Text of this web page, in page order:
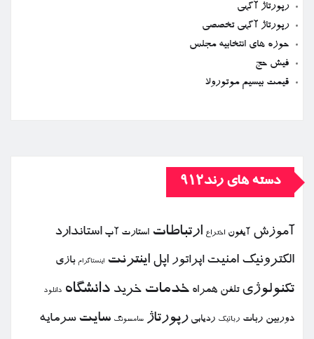
رپورتاژ آگهی
رپورتاژ آگهی تخصصی
حوزه های انتخابیه مجلس
فیش حج
قیمت بیسیم موتورولا
دسته های رند912
آموزش آیفون اختراع ارتباطات استارت آپ استاندارد
الكترونیك امنیت اپراتور اپل اینترنت اینستاگرام بازی
تكنولوژی تلفن همراه خدمات خرید دانشگاه دانلود
دوربین ربات رباتیك ردیابی رپورتاژ سامسونگ سایت سرمایه